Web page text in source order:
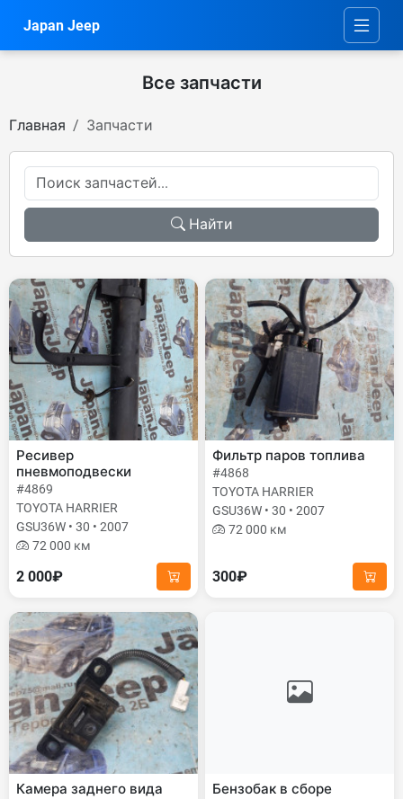
Japan Jeep
Все запчасти
Главная Запчасти
Найти
Ресивер
пневмоподвески
#4869
TOYOTA HARRIER
GSU36W • 30 • 2007
72 000 км
2 000₽
Фильтр паров топлива
#4868
TOYOTA HARRIER
GSU36W • 30 • 2007
72 000 км
300₽
Камера заднего вида Бензобак в сборе